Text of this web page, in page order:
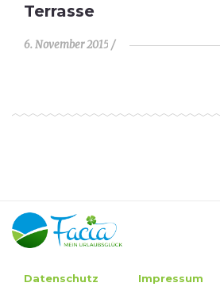
Terrasse
6. November 2015
Datenschutz Impressum